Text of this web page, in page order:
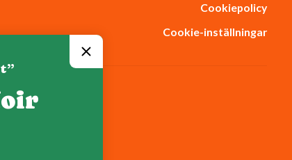
Cookiepolicy
Cookie-inställningar